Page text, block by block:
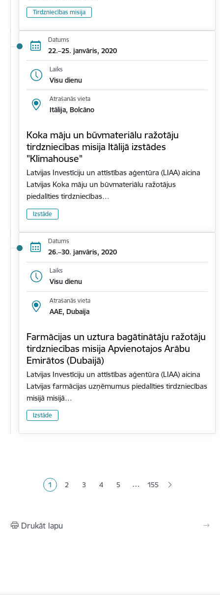
Tirdzniecības misija
Datums
22.–25. janvāris, 2020
Laiks
Visu dienu
Atrašanās vieta
Itālija, Bolcāno
Koka māju un būvmateriālu ražotāju
tirdzniecības misija Itālijā izstādes
"Klimahouse"
Latvijas Investīciju un attīstības aģentūra (LIAA) aicina
Latvijas Koka māju un būvmateriālu ražotājus
piedalīties tirdzniecības…
Izstāde
Datums
26.–30. janvāris, 2020
Laiks
Visu dienu
Atrašanās vieta
AAE, Dubaija
Farmācijas un uztura bagātinātāju ražotāju
tirdzniecības misija Apvienotajos Arābu
Emirātos (Dubaijā)
Latvijas Investīciju un attīstības aģentūra (LIAA) aicina
Latvijas farmācijas uzņēmumus piedalīties tirdzniecības
misijā misijā…
Izstāde
Pašreizējā lapa
1 Lapa
2 Lapa
3 Lapa
4 Lapa
5 … 155
Drukāt lapu